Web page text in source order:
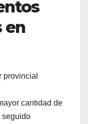
en
provincial
cantidad de
seguido